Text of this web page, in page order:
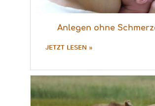
Anlegen ohne
JETZT LESEN »